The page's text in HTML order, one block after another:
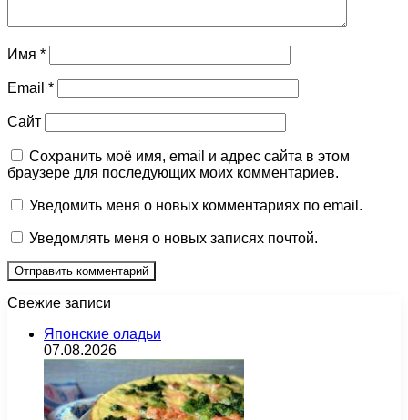
Имя *
Email *
Сайт
Сохранить моё имя, email и адрес сайта в этом
браузере для последующих моих комментариев.
Уведомить меня о новых комментариях по email.
Уведомлять меня о новых записях почтой.
Свежие записи
Японские оладьи
07.08.2026